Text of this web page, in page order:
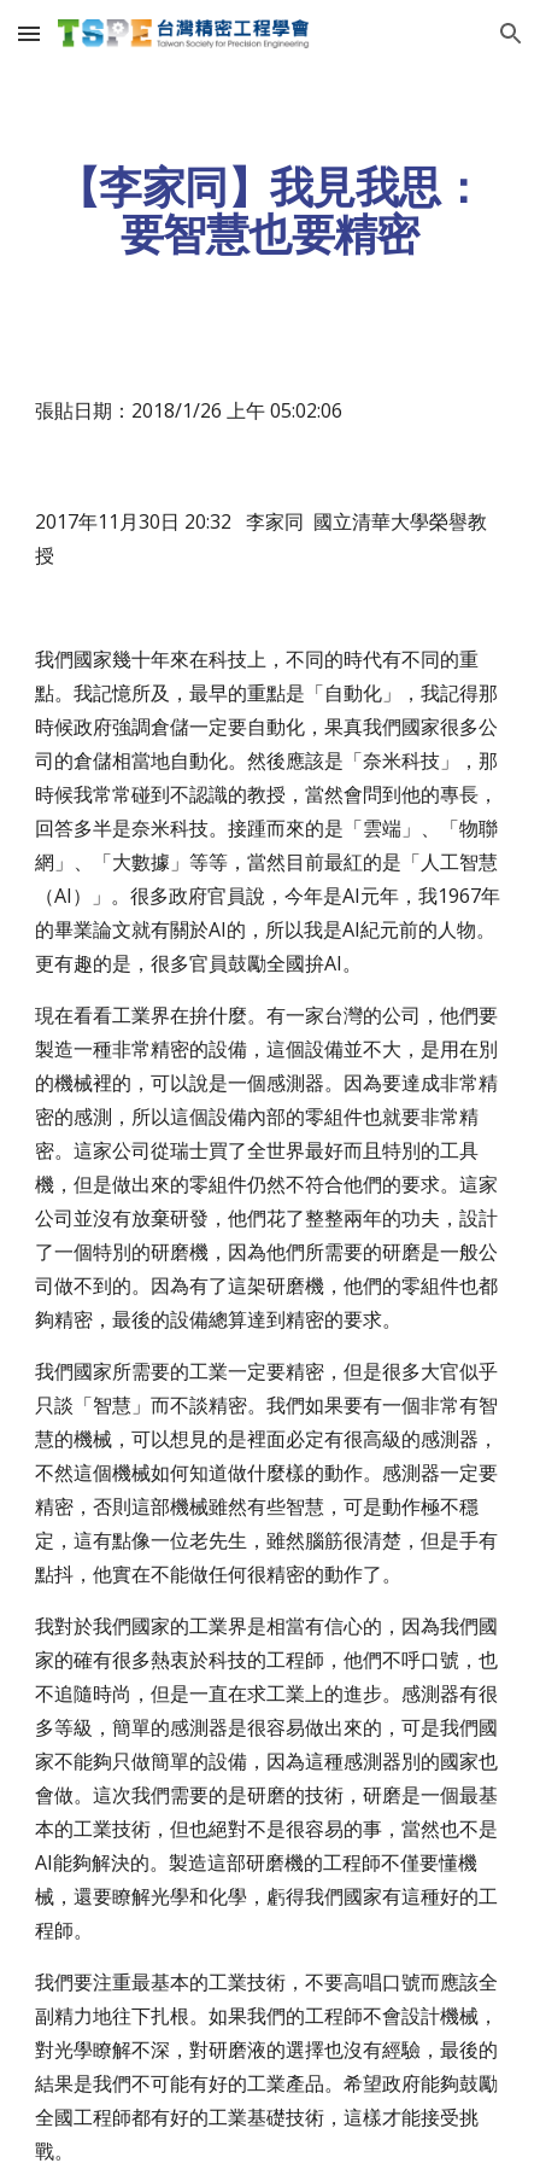
Skip to main content Skip to navigation
【李家同】我見我思：
要智慧也要精密
張貼日期：2018/1/26 上午 05:02:06
2017年11月30日 20:32 李家同 國立清華大學榮譽教
授
我們國家幾十年來在科技上，不同的時代有不同的重
點。我記憶所及，最早的重點是「自動化」，我記得那
時候政府強調倉儲一定要自動化，果真我們國家很多公
司的倉儲相當地自動化。然後應該是「奈米科技」，那
時候我常常碰到不認識的教授，當然會問到他的專長，
回答多半是奈米科技。接踵而來的是「雲端」、「物聯
網」、「大數據」等等，當然目前最紅的是「人工智慧
（AI）」。很多政府官員說，今年是AI元年，我1967年
的畢業論文就有關於AI的，所以我是AI紀元前的人物。
更有趣的是，很多官員鼓勵全國拚AI。
現在看看工業界在拚什麼。有一家台灣的公司，他們要
製造一種非常精密的設備，這個設備並不大，是用在別
的機械裡的，可以說是一個感測器。因為要達成非常精
密的感測，所以這個設備內部的零組件也就要非常精
密。這家公司從瑞士買了全世界最好而且特別的工具
機，但是做出來的零組件仍然不符合他們的要求。這家
公司並沒有放棄研發，他們花了整整兩年的功夫，設計
了一個特別的研磨機，因為他們所需要的研磨是一般公
司做不到的。因為有了這架研磨機，他們的零組件也都
夠精密，最後的設備總算達到精密的要求。
我們國家所需要的工業一定要精密，但是很多大官似乎
只談「智慧」而不談精密。我們如果要有一個非常有智
慧的機械，可以想見的是裡面必定有很高級的感測器，
不然這個機械如何知道做什麼樣的動作。感測器一定要
精密，否則這部機械雖然有些智慧，可是動作極不穩
定，這有點像一位老先生，雖然腦筋很清楚，但是手有
點抖，他實在不能做任何很精密的動作了。
我對於我們國家的工業界是相當有信心的，因為我們國
家的確有很多熱衷於科技的工程師，他們不呼口號，也
不追隨時尚，但是一直在求工業上的進步。感測器有很
多等級，簡單的感測器是很容易做出來的，可是我們國
家不能夠只做簡單的設備，因為這種感測器別的國家也
會做。這次我們需要的是研磨的技術，研磨是一個最基
本的工業技術，但也絕對不是很容易的事，當然也不是
AI能夠解決的。製造這部研磨機的工程師不僅要懂機
械，還要瞭解光學和化學，虧得我們國家有這種好的工
程師。
我們要注重最基本的工業技術，不要高唱口號而應該全
副精力地往下扎根。如果我們的工程師不會設計機械，
對光學瞭解不深，對研磨液的選擇也沒有經驗，最後的
結果是我們不可能有好的工業產品。希望政府能夠鼓勵
全國工程師都有好的工業基礎技術，這樣才能接受挑
戰。